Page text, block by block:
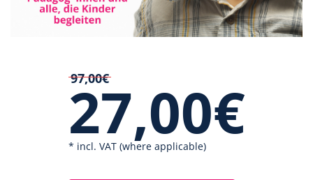
97,00€
27,00€
* incl. VAT (where applicable)